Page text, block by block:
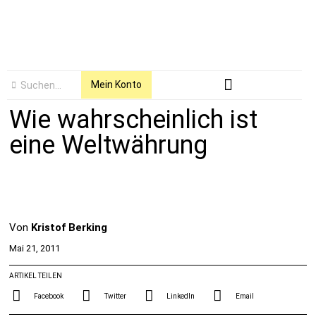
Mein Konto
Wie wahrscheinlich ist
eine Weltwährung
Von Kristof Berking
Mai 21, 2011
ARTIKEL TEILEN
Facebook Twitter LinkedIn Email